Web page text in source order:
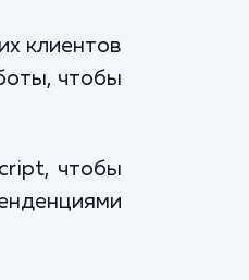
клиентов
чтобы
чтобы